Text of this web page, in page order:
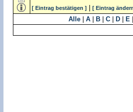
[ Eintrag bestätigen ] [ Eintrag
Alle A B C D E